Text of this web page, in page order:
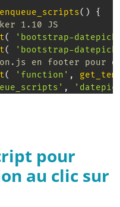
( )
{
1.10 JS
(
'bootstrap-
(
'bootstrap-
en footer pour
( 'function' ,
,
pour
au clic sur